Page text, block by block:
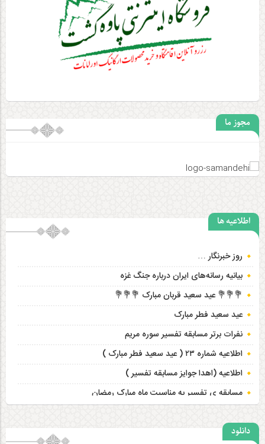
مجوز ما
اطلاعیه ها
روز خبرنگار …
بیانیه رسانه‌های ایران درباره جنگ غزه
💐💐💐 عید سعید قربان مبارک 💐💐💐
عید سعید فطر مبارک
نفرات برتر مسابقه تفسیر سوره مریم
اطلاعیه شماره ۲۳ ( عید سعید فطر مبارک )
اطلاعیه (اهدا جوایز مسابقه تفسیر )
مسابقه ی تفسیر به مناسبت ماه مبارک رمضان
عید قربان مبارک
دانلود